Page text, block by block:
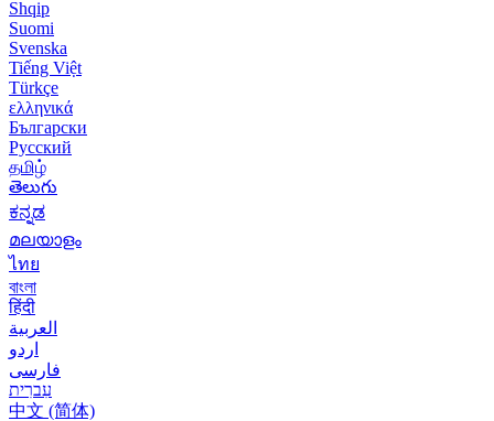
Shqip
Suomi
Svenska
Tiếng Việt
Türkçe
ελληνικά
Български
Русский
தமிழ்
తెలుగు
ಕನ್ನಡ
മലയാളം
ไทย
বাংলা
हिंदी
العربية
اردو
فارسی
עִברִית
中文 (简体)